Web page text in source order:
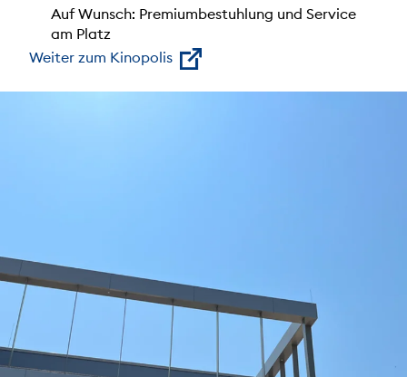
Auf Wunsch: Premiumbestuhlung und Service
am Platz
Weiter zum Kinopolis